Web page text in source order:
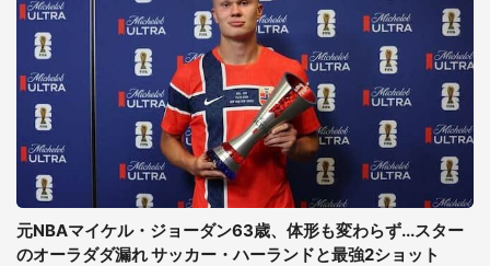
元NBAマイケル・ジョーダン63歳、体形も変わらず...スター
のオーラダダ漏れ サッカー・ハーランドと最強2ショット